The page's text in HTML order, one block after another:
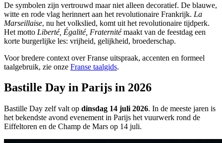
De symbolen zijn vertrouwd maar niet alleen decoratief. De blauwe,
witte en rode vlag herinnert aan het revolutionaire Frankrijk. La
Marseillaise, nu het volkslied, komt uit het revolutionaire tijdperk.
Het motto Liberté, Égalité, Fraternitémaakt van de feestdag een
korte burgerlijke les: vrijheid, gelijkheid, broederschap.
Voor bredere context over Franse uitspraak, accenten en formeel
taalgebruik, zie onze Franse taalgids.
Bastille Day in Parijs in 2026
Bastille Day zelf valt op dinsdag 14 juli 2026. In de meeste jaren is
het bekendste avond evenement in Parijs het vuurwerk rond de
Eiffeltoren en de Champ de Mars op 14 juli.